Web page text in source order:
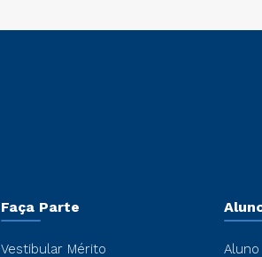
Faça Parte
Vestibular Mérito
Aluno